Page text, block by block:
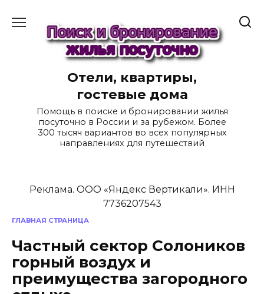
содержанию
Отели, квартиры,
гостевые дома
Помощь в поиске и бронировании жилья
посуточно в России и за рубежом. Более
300 тысяч вариантов во всех популярных
направлениях для путешествий
Реклама. ООО «Яндекс Вертикали». ИНН
7736207543
ГЛАВНАЯ СТРАНИЦА
Частный сектор Солоников
горный воздух и
преимущества загородного